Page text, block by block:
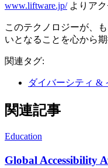
www.liftware.jp/よりアク
このテクノロジーが、
いとなることを心から期
関連タグ:
ダイバーシティ &
関連記事
Education
Global Accessibility